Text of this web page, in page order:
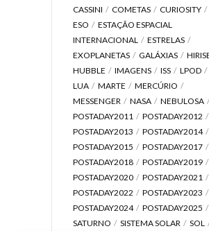
CASSINI
COMETAS CURIOSITY
ESO
ESTAÇÃO ESPACIAL
INTERNACIONAL
ESTRELAS
EXOPLANETAS
GALÁXIAS
HUBBLE
IMAGENS ISS LPOD
LUA
MARTE
MERCÚRIO
MESSENGER
NASA
NEBULOSA
POSTADAY2011
POSTADAY2012
POSTADAY2013
POSTADAY2014
POSTADAY2015
POSTADAY2017
POSTADAY2018
POSTADAY2019
POSTADAY2020
POSTADAY2021
POSTADAY2022
POSTADAY2023
POSTADAY2024
POSTADAY2025
SATURNO
SISTEMA SOLAR SOL